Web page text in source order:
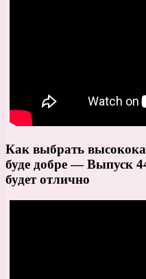
Как выбрать
буде добре — Выпуск
будет отлично